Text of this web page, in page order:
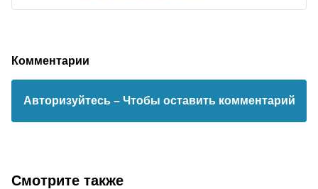
Комментарии
Авторизуйтесь – Чтобы оставить комментарий
Смотрите также